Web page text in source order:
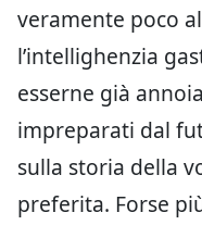
veramente poco
l’intellighenzia
esserne già
impreparati dal
sulla storia della
preferita. Forse